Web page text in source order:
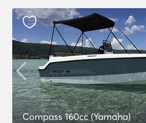
Compass 160cc (Yamaha)